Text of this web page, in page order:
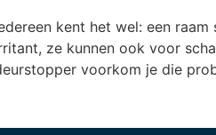
kent het wel: een
ze kunnen ook voor
voorkom je die